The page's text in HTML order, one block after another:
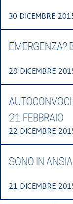
30 DICEMBRE
EMERGENZA?
29 DICEMBRE
21 FEBBRAIO
22 DICEMBRE
SONO IN
21 DICEMBRE